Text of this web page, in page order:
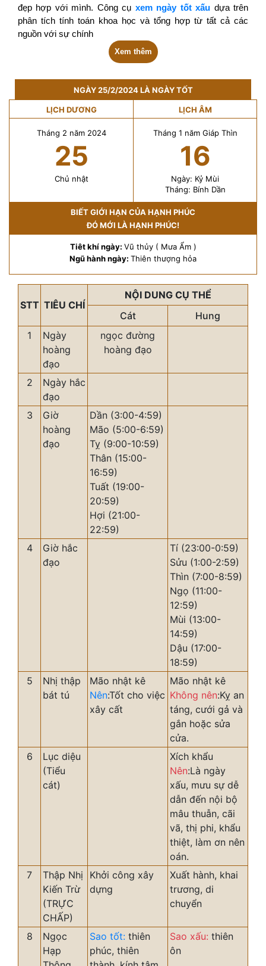
đẹp hợp với mình. Công cụ xem ngày tốt xấu dựa trên
phân tích tính toán khoa học và tổng hợp từ tất cả các
nguồn với sự chính
Xem thêm
NGÀY 25/2/2024 LÀ NGÀY TỐT
LỊCH DƯƠNG LỊCH ÂM
Tháng 2 năm 2024
25
Chủ nhật
Tháng 1 năm Giáp Thìn
16
Ngày: Kỷ Mùi
Tháng: Bính Dần
BIẾT GIỚI HẠN CỦA HẠNH PHÚC
ĐÓ MỚI LÀ HẠNH PHÚC!
Tiêt khí ngày: Vũ thủy ( Mưa Ẩm )
Ngũ hành ngày: Thiên thượng hỏa
STT TIÊU CHÍ
NỘI DUNG CỤ THỂ
Cát
Hung
1
Ngày
hoàng
đạo
ngọc đường
hoàng đạo
2
Ngày hắc
đạo
3
Giờ
hoàng
đạo
Dần (3:00-4:59)
Mão (5:00-6:59)
Tỵ (9:00-10:59)
Thân (15:00-
16:59)
Tuất (19:00-
20:59)
Hợi (21:00-
22:59)
4
Giờ hắc
đạo
Tí (23:00-0:59)
Sửu (1:00-2:59)
Thìn (7:00-8:59)
Ngọ (11:00-
12:59)
Mùi (13:00-
14:59)
Dậu (17:00-
18:59)
5
Nhị thập
bát tú
Mão nhật kê
Nên:Tốt cho việc
xây cất
Mão nhật kê
Không nên:Kỵ an
táng, cưới gả và
gắn hoặc sửa
cửa.
6
Lục diệu
(Tiểu
cát)
Xích khẩu
Nên:Là ngày
xấu, mưu sự dễ
dẫn đến nội bộ
mâu thuẫn, cãi
vã, thị phi, khẩu
thiệt, làm ơn nên
oán.
7
Thập Nhị
Kiến Trừ
(TRỰC
CHẤP)
Khởi công xây
dựng
Xuất hành, khai
trương, di
chuyển
8
Ngọc
Hạp
Sao tốt: thiên
phúc, thiên
Sao xấu: thiên
ôn